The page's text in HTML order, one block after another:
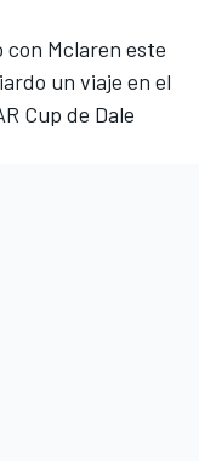
con Mclaren este
un viaje en el
Cup de Dale